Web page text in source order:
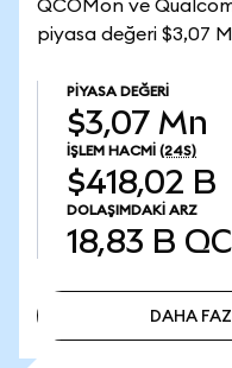
QCOMon ve
piyasa değeri $3,07
PIYASA DEĞERI
$3,07 Mn
İŞLEM HACMI (24S)
$418,02 B
DOLAŞIMDAKI ARZ
18,83 B
DAHA